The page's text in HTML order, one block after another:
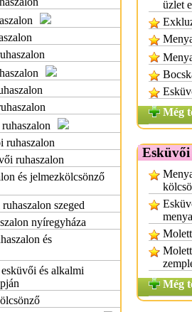
ruhaszalon
ruhaszalon
és jelmezkölcsönző
szeged
nyíregyháza
és
és alkalmi
üzlet
Még
Esküvői
Még